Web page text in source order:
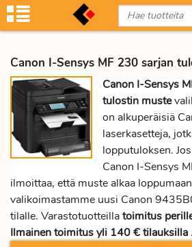
Canon I-Sensys MF 230 sarjan
Canon I-Sensys
tulostin muste
on alkuperäisiä
laserkasetteja,
lopputuloksen.
Canon I-Sensys
ilmoittaa, että muste alkaa
valikoimastamme uusi Canon
tilalle. Varastotuotteillatoimitus
Ilmainen toimitus yli 140 € tilauksilla